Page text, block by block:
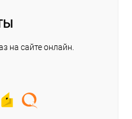
на сайте онлайн.